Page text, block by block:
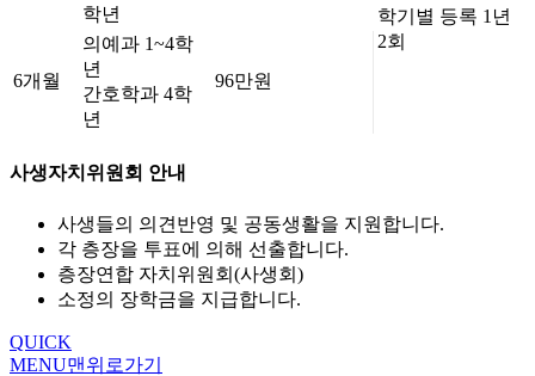
학년
학기별 등록 1년
2회
6개월
의예과 1~4학
년
간호학과 4학
년
96만원
사생자치위원회 안내
사생들의 의견반영 및 공동생활을 지원합니다.
각 층장을 투표에 의해 선출합니다.
층장연합 자치위원회(사생회)
소정의 장학금을 지급합니다.
QUICK
MENU맨위로가기